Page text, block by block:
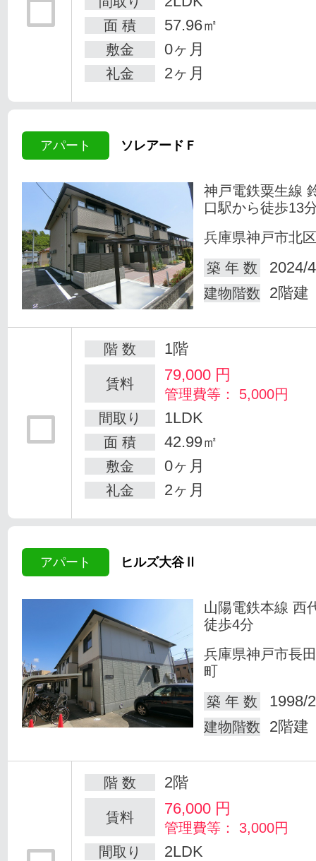
面 積 57.96㎡
敷金 0ヶ月
礼金 2ヶ月
アパート ソレアードＦ
神戸電鉄粟生線
口駅から徒歩13
兵庫県神戸市北
築 年 数
2024/
建物階数 2階建
階 数 1階
賃料 79,000 円
管理費等： 5,000円
間取り
1LDK
面 積 42.99㎡
敷金 0ヶ月
礼金 2ヶ月
アパート ヒルズ大谷Ⅱ
山陽電鉄本線 西
徒歩4分
兵庫県神戸市長
町
築 年 数
1998/
建物階数 2階建
階 数 2階
賃料 76,000 円
管理費等： 3,000円
間取り
2LDK